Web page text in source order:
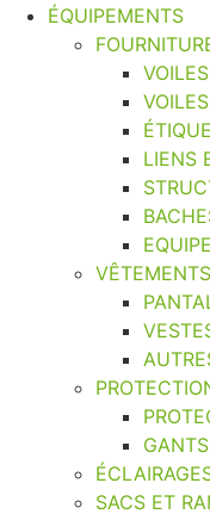
ÉQUIPEMENTS
LIENS
GANTS
SACS ET